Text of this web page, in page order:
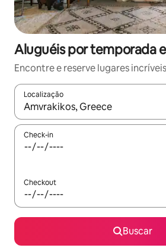
Aluguéis por temporada
Encontre e reserve lugares
Localização
Quando os resultados estiverem
Check-in
Checkout
Buscar